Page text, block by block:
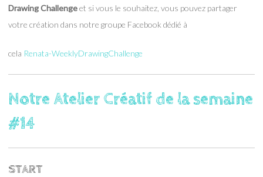
Drawing Challengeet si vous le souhaitez, vous pouvez partager
votre création dans notre groupe Facebook dédié à
cela Renata-WeeklyDrawingChallenge
Notre Atelier Créatif de la semaine
#14
START